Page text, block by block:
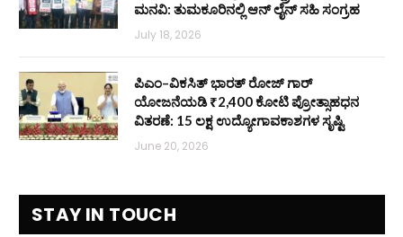
ಮನವಿ: ತುಮಕೂರಿನಲ್ಲಿ ಆನ್‌ ಲೈನ್ ಸಹಿ ಸಂಗ್ರಹ
July 18, 2026
ಪಿಎಂ–ವಿಕಸಿತ್ ಭಾರತ್ ರೋಜ್‌ ಗಾರ್
ಯೋಜನೆಯಡಿ ₹2,400 ಕೋಟಿ ಪ್ರೋತ್ಸಾಹಧನ
ವಿತರಣೆ: 15 ಲಕ್ಷ ಉದ್ಯೋಗಾವಕಾಶಗಳ ಸೃಷ್ಟಿ
June 20, 2026
STAY IN TOUCH